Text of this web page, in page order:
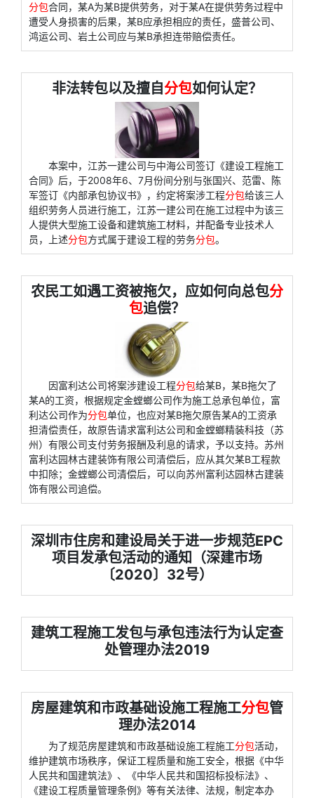
分包合同，某A为某B提供劳务，对于某A在提供劳务过程中
遭受人身损害的后果，某B应承担相应的责任，盛普公司、
鸿运公司、岩土公司应与某B承担连带赔偿责任。
非法转包以及擅自分包如何认定？
本案中，江苏一建公司与中海公司签订《建设工程施工
合同》后，于2008年6、7月份间分别与张国兴、范雷、陈
军签订《内部承包协议书》，约定将案涉工程分包给该三人
组织劳务人员进行施工，江苏一建公司在施工过程中为该三
人提供大型施工设备和建筑施工材料，并配备专业技术人
员，上述分包方式属于建设工程的劳务分包。
农民工如遇工资被拖欠，应如何向总包分
包追偿？
因富利达公司将案涉建设工程分包给某B，某B拖欠了
某A的工资，根据规定金螳螂公司作为施工总承包单位，富
利达公司作为分包单位，也应对某B拖欠原告某A的工资承
担清偿责任，故原告请求富利达公司和金螳螂精装科技（苏
州）有限公司支付劳务报酬及利息的请求，予以支持。苏州
富利达园林古建装饰有限公司清偿后，应从其欠某B工程款
中扣除；金螳螂公司清偿后，可以向苏州富利达园林古建装
饰有限公司追偿。
深圳市住房和建设局关于进一步规范EPC
项目发承包活动的通知（深建市场
〔2020〕32号）
建筑工程施工发包与承包违法行为认定查
处管理办法2019
房屋建筑和市政基础设施工程施工分包管
理办法2014
为了规范房屋建筑和市政基础设施工程施工分包活动，
维护建筑市场秩序，保证工程质量和施工安全，根据《中华
人民共和国建筑法》、《中华人民共和国招标投标法》、
《建设工程质量管理条例》等有关法律、法规，制定本办